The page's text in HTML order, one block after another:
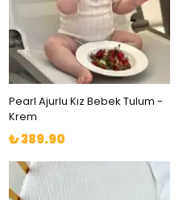
Pearl Ajurlu Kız Bebek Tulum -
Krem
₺ 389.90